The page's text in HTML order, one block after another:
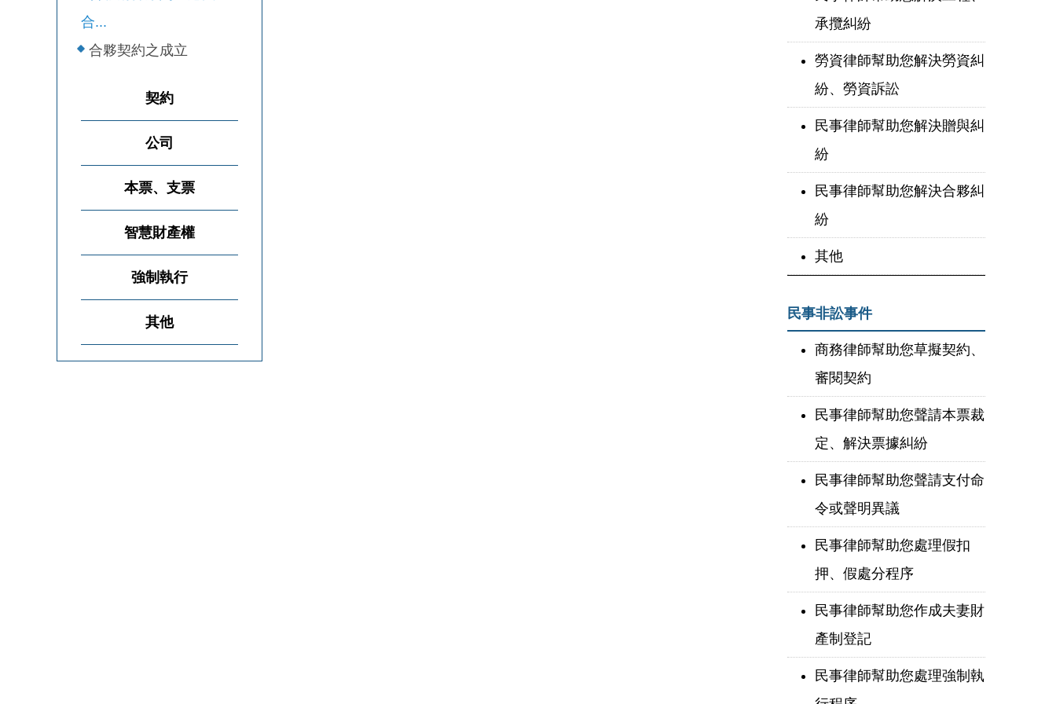
合...
合夥契約之成立
契約
公司
本票、支票
智慧財產權
強制執行
其他
承攬糾紛
勞資律師幫助您解決勞資糾
紛、勞資訴訟
民事律師幫助您解決贈與糾
紛
民事律師幫助您解決合夥糾
紛
其他
民事非訟事件
商務律師幫助您草擬契約、
審閱契約
民事律師幫助您聲請本票裁
定、解決票據糾紛
民事律師幫助您聲請支付命
令或聲明異議
民事律師幫助您處理假扣
押、假處分程序
民事律師幫助您作成夫妻財
產制登記
民事律師幫助您處理強制執